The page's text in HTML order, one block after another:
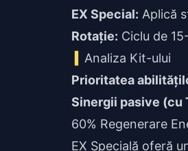
EX Special: Aplică
Rotație: Ciclu de
Analiza Kit-ului
Prioritatea
Sinergii pasive (cu
60% Regenerare
EX Specială oferă